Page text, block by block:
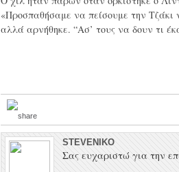
«Προσπαθήσαμε να πείσουμε την
αλλά αρνήθηκε. “Ασ’ τους να δουν τι
STEVENIKO
Σας ευχαριστώ για την